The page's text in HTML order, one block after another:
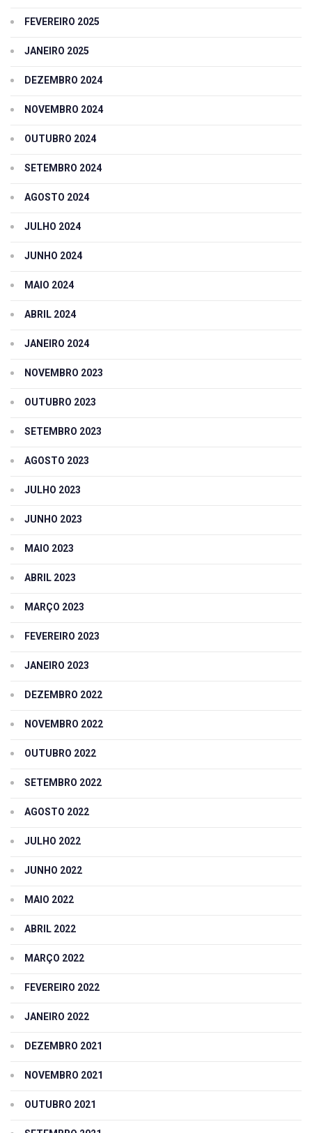
FEVEREIRO 2025
JANEIRO 2025
DEZEMBRO 2024
NOVEMBRO 2024
OUTUBRO 2024
SETEMBRO 2024
AGOSTO 2024
JULHO 2024
JUNHO 2024
MAIO 2024
ABRIL 2024
JANEIRO 2024
NOVEMBRO 2023
OUTUBRO 2023
SETEMBRO 2023
AGOSTO 2023
JULHO 2023
JUNHO 2023
MAIO 2023
ABRIL 2023
MARÇO 2023
FEVEREIRO 2023
JANEIRO 2023
DEZEMBRO 2022
NOVEMBRO 2022
OUTUBRO 2022
SETEMBRO 2022
AGOSTO 2022
JULHO 2022
JUNHO 2022
MAIO 2022
ABRIL 2022
MARÇO 2022
FEVEREIRO 2022
JANEIRO 2022
DEZEMBRO 2021
NOVEMBRO 2021
OUTUBRO 2021